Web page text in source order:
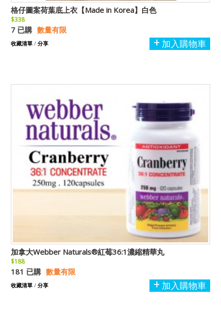
格仔圖案荷葉底上衣【Made in Korea】白色
$338
7 已購 數量有限
加入購物車
收藏清單 / 分享
加拿大Webber Naturals®紅莓36:1濃縮精華丸
$188
181 已購 數量有限
加入購物車
收藏清單 / 分享